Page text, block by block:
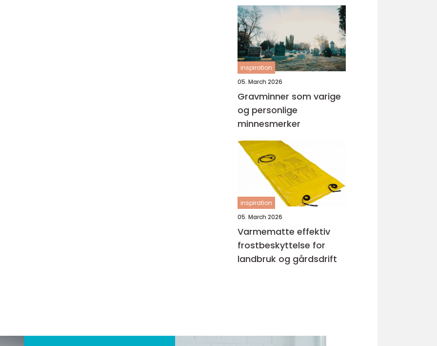
inspiration
05. March 2026
Gravminner som varige
og personlige
minnesmerker
inspiration
05. March 2026
Varmematte effektiv
frostbeskyttelse for
landbruk og gårdsdrift